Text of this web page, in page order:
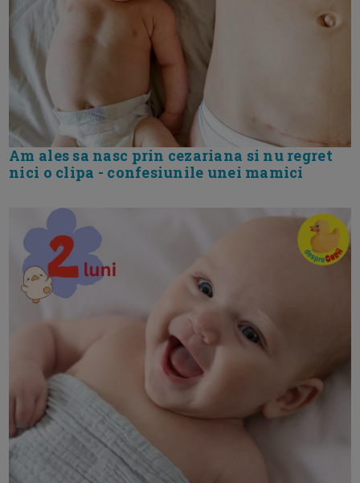
Am ales sa nasc prin cezariana si nu regret
nici o clipa - confesiunile unei mamici